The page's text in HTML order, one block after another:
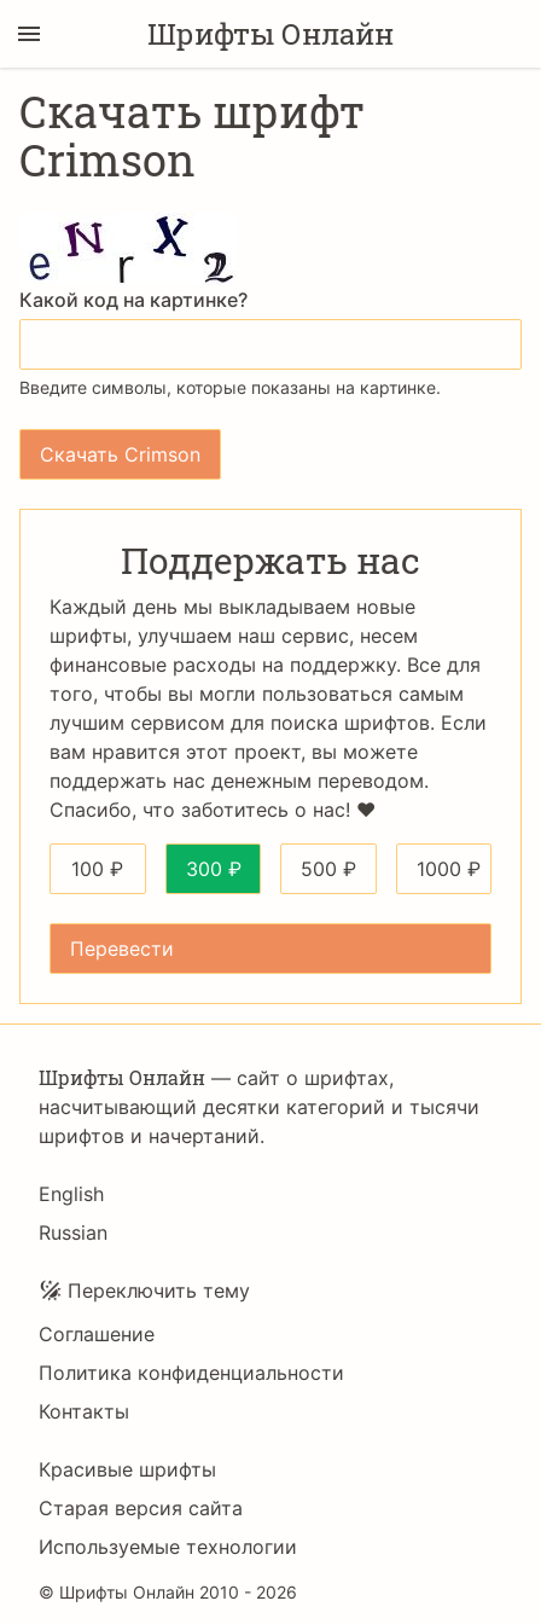
Шрифты Онлайн
Скачать шрифт
Crimson
Какой код на картинке?
Введите символы, которые показаны на картинке.
Поддержать нас
Каждый день мы выкладываем новые
шрифты, улучшаем наш сервис, несем
финансовые расходы на поддержку. Все для
того, чтобы вы могли пользоваться самым
лучшим сервисом для поиска шрифтов. Если
вам нравится этот проект, вы можете
поддержать нас денежным переводом.
Спасибо, что заботитесь о нас! ❤️
100 ₽ 300 ₽ 500 ₽ 1000 ₽
Шрифты Онлайн — сайт о шрифтах,
насчитывающий десятки категорий и тысячи
шрифтов и начертаний.
Language
English
Russian
Подвал
Переключить тему
Соглашение
Политика конфиденциальности
Контакты
Footer
Right
Красивые шрифты
Старая версия сайта
Используемые технологии
© Шрифты Онлайн 2010 - 2026